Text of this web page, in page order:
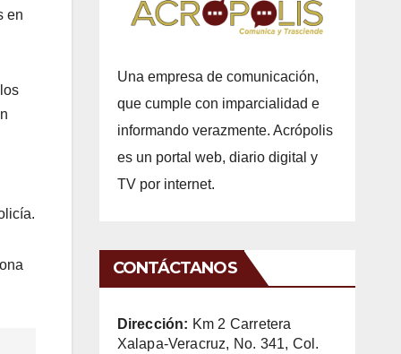
en
Una empresa de comunicación,
que cumple con imparcialidad e
informando verazmente. Acrópolis
es un portal web, diario digital y
TV por internet.
CONTÁCTANOS
Dirección: Km 2 Carretera
Xalapa-Veracruz, No. 341, Col.